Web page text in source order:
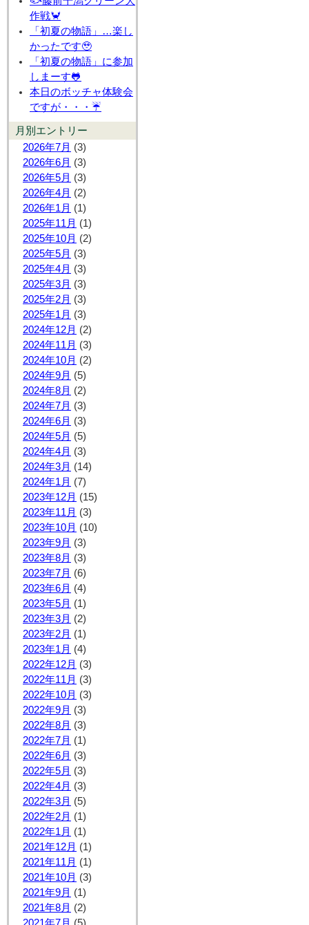
作戦🦀
「初夏の物語」…楽し
かったです🥹
「初夏の物語」に参加
しまーす🐸
本日のボッチャ体験会
ですが・・・☔
月別エントリー
2026年7月 (3)
2026年6月 (3)
2026年5月 (3)
2026年4月 (2)
2026年1月 (1)
2025年11月 (1)
2025年10月 (2)
2025年5月 (3)
2025年4月 (3)
2025年3月 (3)
2025年2月 (3)
2025年1月 (3)
2024年12月 (2)
2024年11月 (3)
2024年10月 (2)
2024年9月 (5)
2024年8月 (2)
2024年7月 (3)
2024年6月 (3)
2024年5月 (5)
2024年4月 (3)
2024年3月 (14)
2024年1月 (7)
2023年12月 (15)
2023年11月 (3)
2023年10月 (10)
2023年9月 (3)
2023年8月 (3)
2023年7月 (6)
2023年6月 (4)
2023年5月 (1)
2023年3月 (2)
2023年2月 (1)
2023年1月 (4)
2022年12月 (3)
2022年11月 (3)
2022年10月 (3)
2022年9月 (3)
2022年8月 (3)
2022年7月 (1)
2022年6月 (3)
2022年5月 (3)
2022年4月 (3)
2022年3月 (5)
2022年2月 (1)
2022年1月 (1)
2021年12月 (1)
2021年11月 (1)
2021年10月 (3)
2021年9月 (1)
2021年8月 (2)